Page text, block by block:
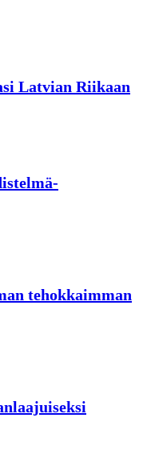
Latvian Riikaan
tehokkaimman